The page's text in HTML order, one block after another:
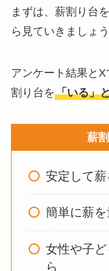
まずは、薪割り台
ら見ていきましょう
アンケート結果と
割り台を「いる」
薪
安定して
簡単に薪
女性や子
ら